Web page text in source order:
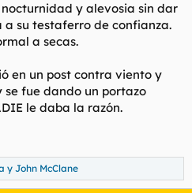
y alevosia sin dar
su testaferro de confianza.
a secas.
en un post contra viento y
fue dando un portazo
le daba la razón.
y John McClane